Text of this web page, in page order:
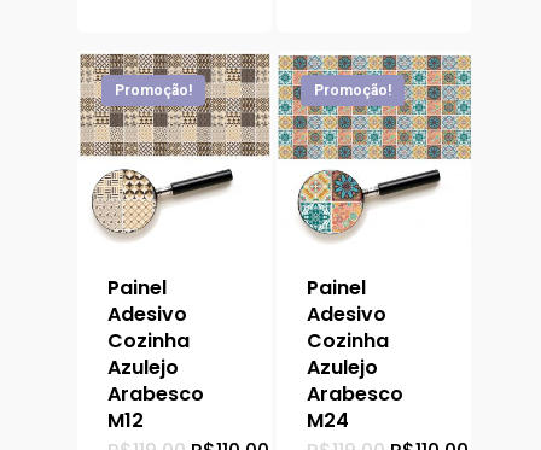
R$119.00.R$110.00. R$119.00.
Promoção!
Painel
Adesivo
Cozinha
Azulejo
Arabesco
M12
Promoção!
Painel
Adesivo
Cozinha
Azulejo
Arabesco
M24